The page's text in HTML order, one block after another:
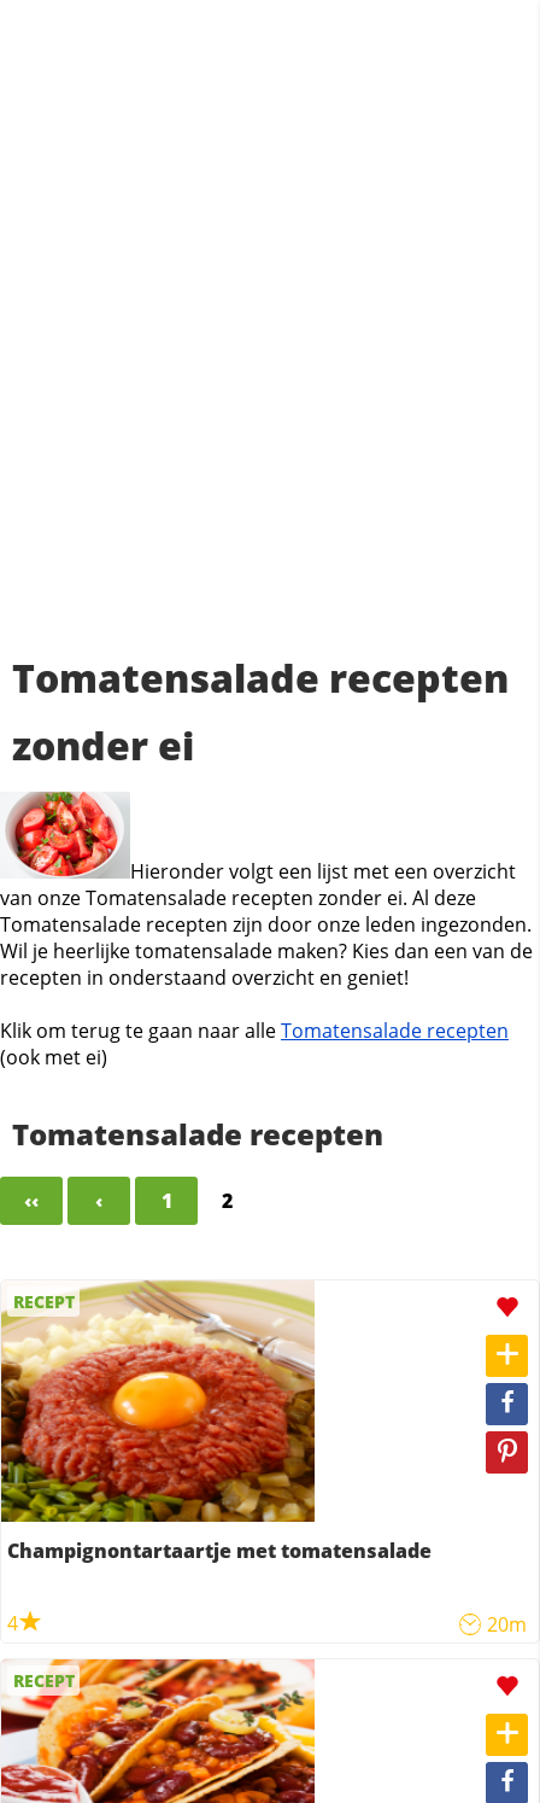
Tomatensalade recepten
zonder ei
Hieronder volgt een lijst met een overzicht
van onze Tomatensalade recepten zonder ei. Al deze
Tomatensalade recepten zijn door onze leden ingezonden.
Wil je heerlijke tomatensalade maken? Kies dan een van de
recepten in onderstaand overzicht en geniet!
Klik om terug te gaan naar alleTomatensalade recepten
(ook met ei)
Tomatensalade recepten
‹‹ ‹ 1 2
RECEPT
Champignontartaartje met tomatensalade
4 20m
RECEPT